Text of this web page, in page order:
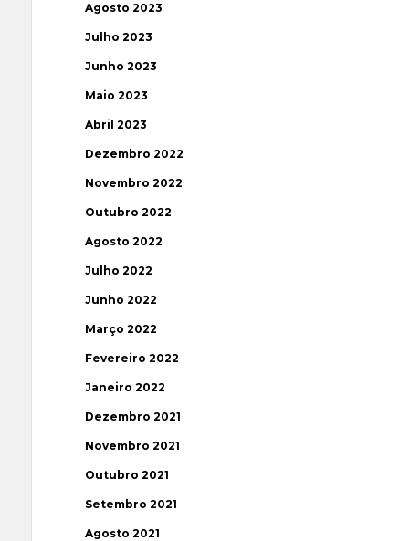
Agosto 2023
Julho 2023
Junho 2023
Maio 2023
Abril 2023
Dezembro 2022
Novembro 2022
Outubro 2022
Agosto 2022
Julho 2022
Junho 2022
Março 2022
Fevereiro 2022
Janeiro 2022
Dezembro 2021
Novembro 2021
Outubro 2021
Setembro 2021
Agosto 2021